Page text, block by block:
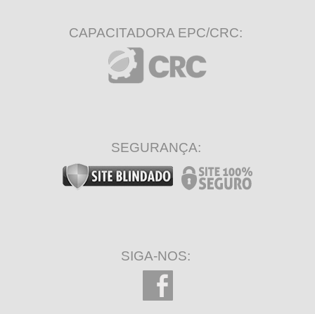
CAPACITADORA EPC/CRC:
SEGURANÇA:
SIGA-NOS: